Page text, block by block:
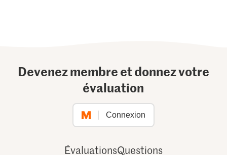
Devenez membre et donnez votre
évaluation
Connexion
ÉvaluationsQuestions